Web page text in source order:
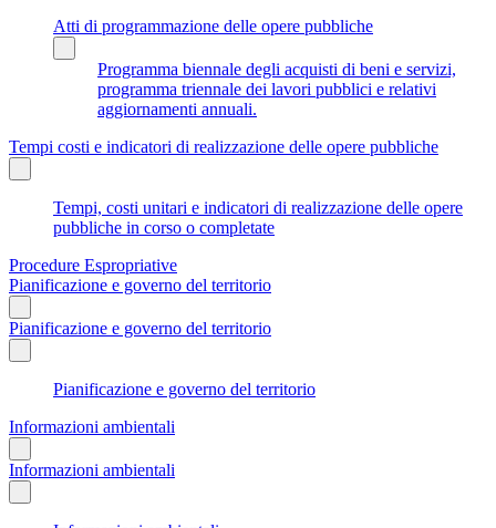
Atti di programmazione delle opere pubbliche
Programma biennale degli acquisti di beni e servizi,
programma triennale dei lavori pubblici e relativi
aggiornamenti annuali.
Tempi costi e indicatori di realizzazione delle opere pubbliche
Tempi, costi unitari e indicatori di realizzazione delle opere
pubbliche in corso o completate
Procedure Espropriative
Pianificazione e governo del territorio
Pianificazione e governo del territorio
Pianificazione e governo del territorio
Informazioni ambientali
Informazioni ambientali